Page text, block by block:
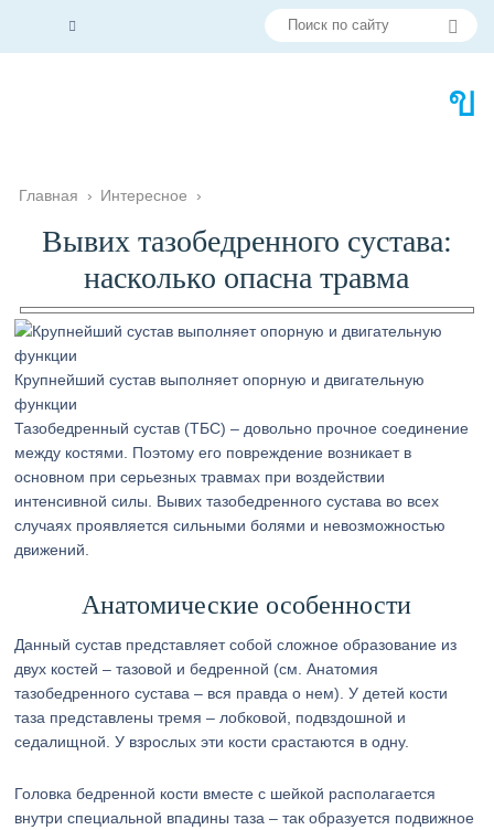
Главная › Интересное ›
Вывих тазобедренного сустава:
насколько опасна травма
Крупнейший сустав выполняет опорную и двигательную
функции
Тазобедренный сустав (ТБС) – довольно прочное соединение
между костями. Поэтому его повреждение возникает в
основном при серьезных травмах при воздействии
интенсивной силы. Вывих тазобедренного сустава во всех
случаях проявляется сильными болями и невозможностью
движений.
Анатомические особенности
Данный сустав представляет собой сложное образование из
двух костей – тазовой и бедренной (см. Анатомия
тазобедренного сустава – вся правда о нем). У детей кости
таза представлены тремя – лобковой, подвздошной и
седалищной. У взрослых эти кости срастаются в одну.
Головка бедренной кости вместе с шейкой располагается
внутри специальной впадины таза – так образуется подвижное